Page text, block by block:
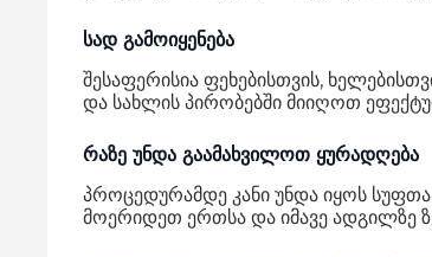
სად გამოიყენება
შესაფერისია ფეხებისთვის,
და სახლის პირობებში მიიღოთ
რაზე უნდა გაამახვილოთ ყურადღება
პროცედურამდე კანი უნდა იყოს
მოერიდეთ ერთსა და იმავე ადგილზე